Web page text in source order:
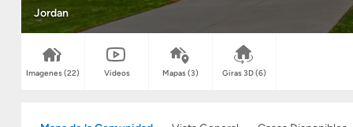
Jordan
Imagenes(22) Videos Mapas(3) Giras 3D(6)